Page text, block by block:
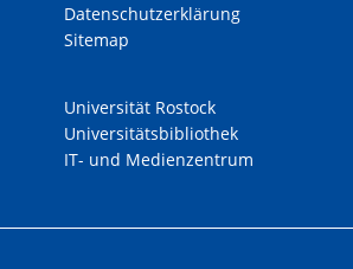
Datenschutzerklärung
Sitemap
Universität Rostock
Universitätsbibliothek
IT- und Medienzentrum